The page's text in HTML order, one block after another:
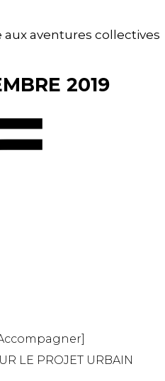
aventures collectives
2019
]
LE PROJET URBAIN